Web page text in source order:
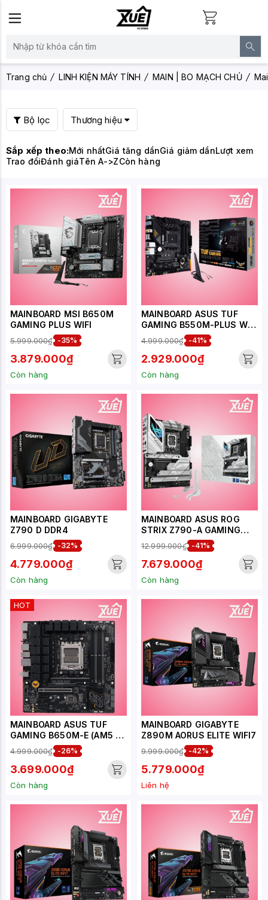
Trang chủ LINH KIỆN MÁY TÍNH MAIN | BO MẠCH CHỦ
Bộ lọc Thương hiệu
Sắp xếp theo:Mới nhấtGiá tăng dầnGiá giảm dầnLượt xem
Trao đổiĐánh giáTên A->ZCòn hàng
MAINBOARD MSI B650M
GAMING PLUS WIFI
5.999.000₫ -35%
3.879.000₫
Còn hàng
MAINBOARD ASUS TUF
GAMING B550M-PLUS WIFI
4.999.000₫ -41%
2.929.000₫
Còn hàng
MAINBOARD GIGABYTE
Z790 D DDR4​
6.999.000₫ -32%
4.779.000₫
Còn hàng
MAINBOARD ASUS ROG
STRIX Z790-A GAMING
12.999.000₫ -41%
7.679.000₫
Còn hàng
HOT
MAINBOARD ASUS TUF
GAMING B650M-E (AM5 /
M-ATX / 4XDDR5)
4.999.000₫ -26%
3.699.000₫
Còn hàng
MAINBOARD GIGABYTE
Z890M AORUS ELITE WIFI7
9.999.000₫ -42%
5.779.000₫
Liên hệ